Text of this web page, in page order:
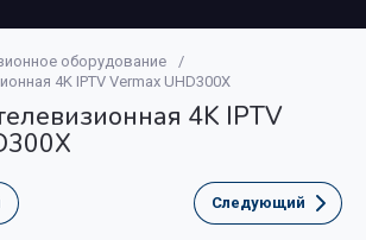
оборудование
/
4K IPTV Vermax UHD300X
4K IPTV
Следующий